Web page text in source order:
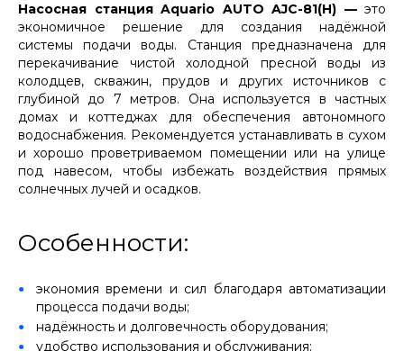
Насосная станция Aquario AUTO AJC-81(H) — это
экономичное решение для создания надёжной
системы подачи воды. Станция предназначена для
перекачивание чистой холодной пресной воды из
колодцев, скважин, прудов и других источников с
глубиной до 7 метров. Она используется в частных
домах и коттеджах для обеспечения автономного
водоснабжения. Рекомендуется устанавливать в сухом
и хорошо проветриваемом помещении или на улице
под навесом, чтобы избежать воздействия прямых
солнечных лучей и осадков.
Особенности:
экономия времени и сил благодаря автоматизации
процесса подачи воды;
надёжность и долговечность оборудования;
удобство использования и обслуживания;